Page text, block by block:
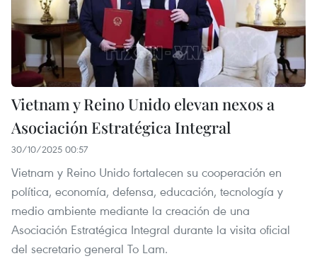
Vietnam y Reino Unido elevan nexos a
Asociación Estratégica Integral
30/10/2025 00:57
Vietnam y Reino Unido fortalecen su cooperación en
política, economía, defensa, educación, tecnología y
medio ambiente mediante la creación de una
Asociación Estratégica Integral durante la visita oficial
del secretario general To Lam.